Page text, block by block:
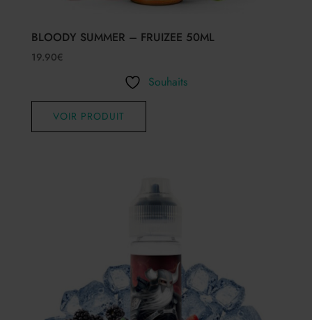
BLOODY SUMMER – FRUIZEE 50ML
19.90€
Souhaits
VOIR PRODUIT